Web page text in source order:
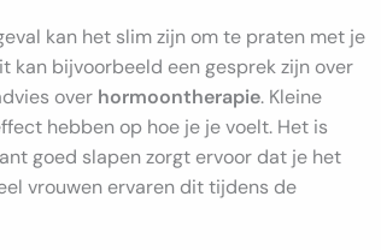
kan het slim zijn om te praten met je
kan bijvoorbeeld een gesprek zijn over
over hormoontherapie. Kleine
hebben op hoe je je voelt. Het is
goed slapen zorgt ervoor dat je het
vrouwen ervaren dit tijdens de